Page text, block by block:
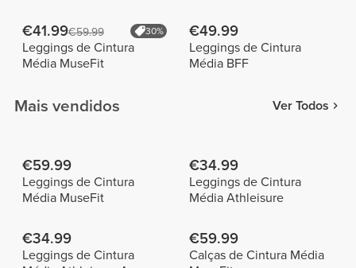
€41.99€59.99 30%
Leggings de Cintura
Média MuseFit
€49.99
Leggings de Cintura
Média BFF
Mais vendidos Ver Todos
€59.99
Leggings de Cintura
Média MuseFit
€34.99
Leggings de Cintura
Média Athleisure
€34.99
Leggings de Cintura
€59.99
Calças de Cintura Média